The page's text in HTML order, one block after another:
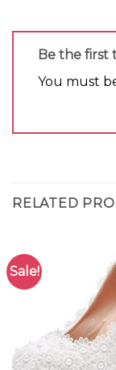
Be the first
You must
RELATED
Sale!